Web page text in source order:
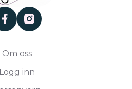
facebookinstagram
Om oss
Logg inn